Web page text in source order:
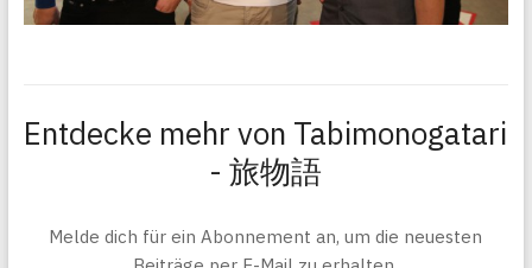
Entdecke mehr von Tabimonogatari
- 旅物語
Melde dich für ein Abonnement an, um die neuesten